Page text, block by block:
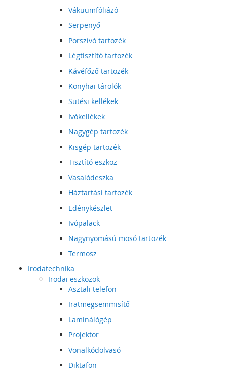
Vákuumfóliázó
Serpenyő
Porszívó tartozék
Légtisztító tartozék
Kávéfőző tartozék
Konyhai tárolók
Sütési kellékek
Ivókellékek
Nagygép tartozék
Kisgép tartozék
Tisztító eszköz
Vasalódeszka
Háztartási tartozék
Edénykészlet
Ivópalack
Nagynyomású mosó tartozék
Termosz
Irodatechnika
Irodai eszközök
Asztali telefon
Iratmegsemmisítő
Laminálógép
Projektor
Vonalkódolvasó
Diktafon